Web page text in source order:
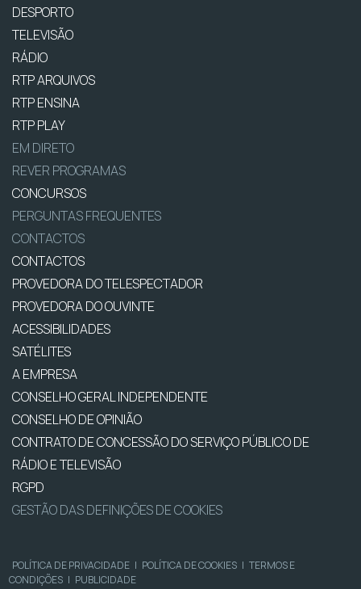
DESPORTO
TELEVISÃO
RÁDIO
RTP ARQUIVOS
RTP ENSINA
RTP PLAY
EM DIRETO
REVER PROGRAMAS
CONCURSOS
PERGUNTAS FREQUENTES
CONTACTOS
CONTACTOS
PROVEDORA DO TELESPECTADOR
PROVEDORA DO OUVINTE
ACESSIBILIDADES
SATÉLITES
A EMPRESA
CONSELHO GERAL INDEPENDENTE
CONSELHO DE OPINIÃO
CONTRATO DE CONCESSÃO DO SERVIÇO PÚBLICO DE
RÁDIO E TELEVISÃO
RGPD
GESTÃO DAS DEFINIÇÕES DE COOKIES
POLÍTICA DE PRIVACIDADE | POLÍTICA DE COOKIES | TERMOS E
CONDIÇÕES | PUBLICIDADE